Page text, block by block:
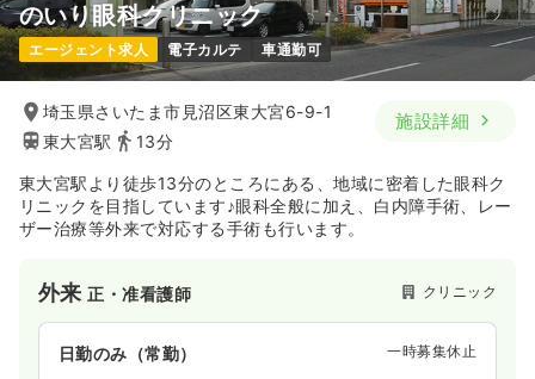
のいり眼科クリニック
エージェント求人 電子カルテ 車通勤可
埼玉県さいたま市見沼区東大宮6-9-1
東大宮駅
13分
施設詳細
東大宮駅より徒歩13分のところにある、地域に密着した眼科ク
リニックを目指しています♪眼科全般に加え、白内障手術、レー
ザー治療等外来で対応する手術も行います。
外来正・准看護師 クリニック
日勤のみ（常勤） 一時募集休止